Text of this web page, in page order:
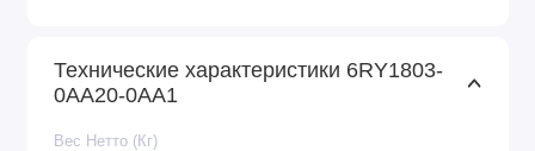
Технические характеристики 6RY1803-
0AA20-0AA1
Вес Нетто (Кг)